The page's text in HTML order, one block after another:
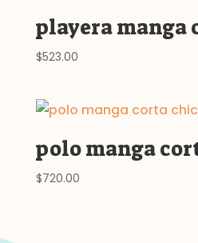
playera manga
$523.00
polo manga
$720.00